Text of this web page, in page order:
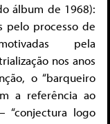
álbum de 1968):
pelo processo de
pela
nos anos
o “barqueiro
a referência ao
“conjectura logo